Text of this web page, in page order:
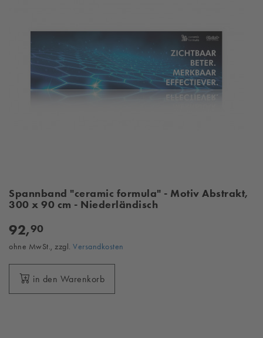
Spannband "ceramic formula" - Motiv Abstrakt,
300 x 90 cm - Niederländisch
92,90
ohne MwSt., zzgl. Versandkosten
in den Warenkorb